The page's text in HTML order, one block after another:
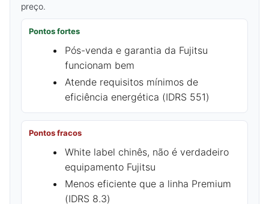
preço.
Pontos fortes
Pós-venda e garantia da Fujitsu
funcionam bem
Atende requisitos mínimos de
eficiência energética (IDRS 551)
Pontos fracos
White label chinês, não é verdadeiro
equipamento Fujitsu
Menos eficiente que a linha Premium
(IDRS 8.3)